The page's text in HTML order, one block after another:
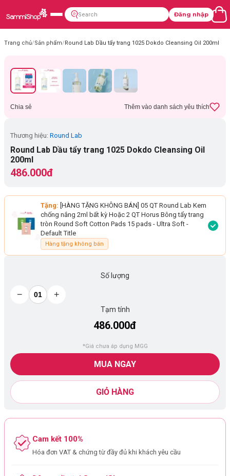
Đăng nhập
Trang chủ/Sản phẩm/Round Lab Dầu tẩy trang 1025 Dokdo Cleansing Oil 200ml
Chia sẻ Thêm vào danh sách yêu thích
Thương hiệu: Round Lab
Round Lab Dầu tẩy trang 1025 Dokdo Cleansing Oil
200ml
486.000đ
Tặng: [HÀNG TẶNG KHÔNG BÁN] 05 QT Round Lab Kem
chống nắng 2ml bất kỳ Hoặc 2 QT Horus Bông tẩy trang
tròn Round Soft Cotton Pads 15 pads - Ultra Soft -
Default Title
Hàng tặng không bán
Số lượng
− +
Tạm tính
486.000đ
*Giá chưa áp dụng MGG
MUA NGAY
GIỎ HÀNG
Cam kết 100%
Hóa đơn VAT & chứng từ đầy đủ khi khách yêu cầu